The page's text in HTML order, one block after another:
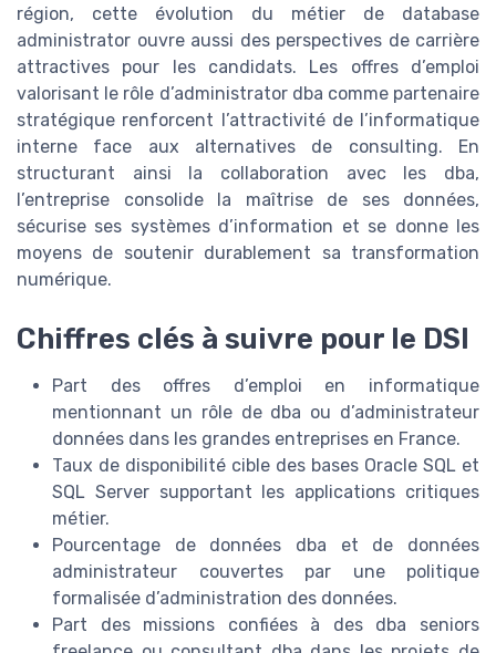
région, cette évolution du métier de database
administrator ouvre aussi des perspectives de carrière
attractives pour les candidats. Les offres d’emploi
valorisant le rôle d’administrator dba comme partenaire
stratégique renforcent l’attractivité de l’informatique
interne face aux alternatives de consulting. En
structurant ainsi la collaboration avec les dba,
l’entreprise consolide la maîtrise de ses données,
sécurise ses systèmes d’information et se donne les
moyens de soutenir durablement sa transformation
numérique.
Chiffres clés à suivre pour le DSI
Part des offres d’emploi en informatique
mentionnant un rôle de dba ou d’administrateur
données dans les grandes entreprises en France.
Taux de disponibilité cible des bases Oracle SQL et
SQL Server supportant les applications critiques
métier.
Pourcentage de données dba et de données
administrateur couvertes par une politique
formalisée d’administration des données.
Part des missions confiées à des dba seniors